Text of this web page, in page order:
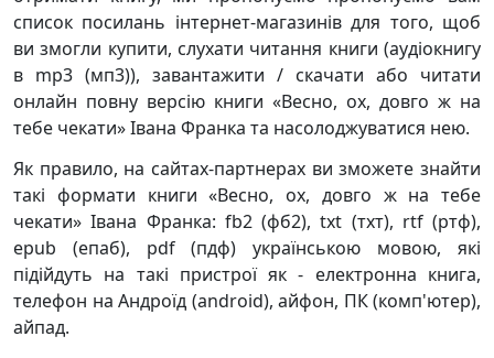
список посилань інтернет-магазинів для того, щоб
ви змогли купити, слухати читання книги (аудіокнигу
в mp3 (мп3)), завантажити / скачати або читати
онлайн повну версію книги «Весно, ох, довго ж на
тебе чекати» Івана Франка та насолоджуватися нею.
Як правило, на сайтах-партнерах ви зможете знайти
такі формати книги «Весно, ох, довго ж на тебе
чекати» Івана Франка: fb2 (фб2), txt (тхт), rtf (ртф),
epub (епаб), pdf (пдф) українською мовою, які
підійдуть на такі пристрої як - електронна книга,
телефон на Андроїд (android), айфон, ПК (комп'ютер),
айпад.